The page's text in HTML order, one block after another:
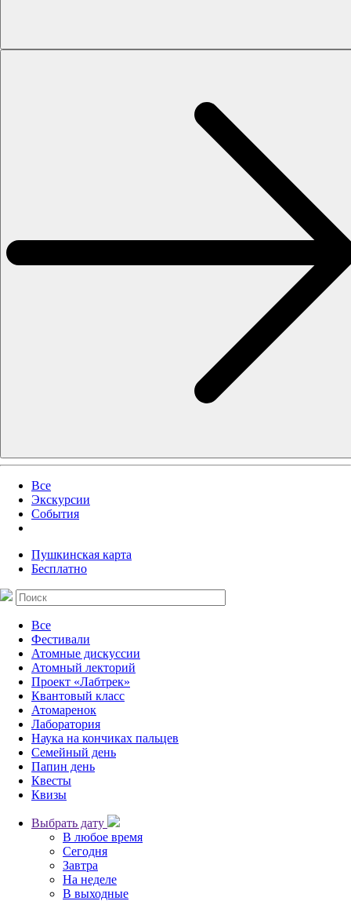
Все
Экскурсии
События
Пушкинская карта
Бесплатно
Все
Фестивали
Атомные дискуссии
Атомный лекторий
Проект «Лабтрек»
Квантовый класс
Атомаренок
Лаборатория
Наука на кончиках пальцев
Семейный день
Папин день
Квесты
Квизы
Выбрать дату
В любое время
Сегодня
Завтра
На неделе
В выходные